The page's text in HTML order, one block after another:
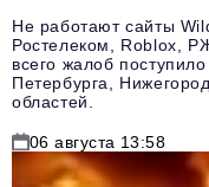
Не работают сайты
Ростелеком, Roblox,
всего жалоб
Петербурга,
областей.
06 августа 13:58